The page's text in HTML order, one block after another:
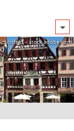
– stock.adobe.com